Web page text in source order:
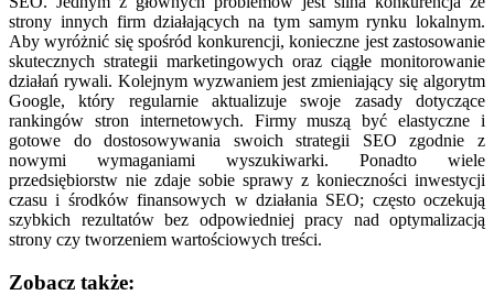
strony innych firm działających na tym samym rynku lokalnym.
Aby wyróżnić się spośród konkurencji, konieczne jest zastosowanie
skutecznych strategii marketingowych oraz ciągłe monitorowanie
działań rywali. Kolejnym wyzwaniem jest zmieniający się algorytm
Google, który regularnie aktualizuje swoje zasady dotyczące
rankingów stron internetowych. Firmy muszą być elastyczne i
gotowe do dostosowywania swoich strategii SEO zgodnie z
nowymi wymaganiami wyszukiwarki. Ponadto wiele
przedsiębiorstw nie zdaje sobie sprawy z konieczności inwestycji
czasu i środków finansowych w działania SEO; często oczekują
szybkich rezultatów bez odpowiedniej pracy nad optymalizacją
strony czy tworzeniem wartościowych treści.
Zobacz także: